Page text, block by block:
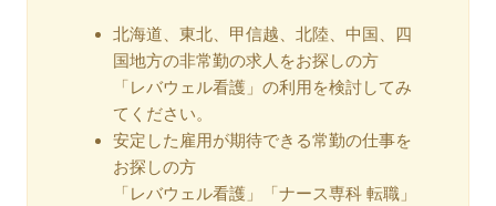
北海道、東北、甲信越、北陸、中国、四
国地方の非常勤の求人をお探しの方
「レバウェル看護」の利用を検討してみ
てください。
安定した雇用が期待できる常勤の仕事を
お探しの方
「レバウェル看護」「ナース専科 転職」